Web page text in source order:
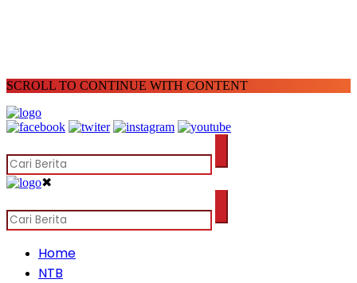
SCROLL TO CONTINUE WITH CONTENT
✖
Home
NTB